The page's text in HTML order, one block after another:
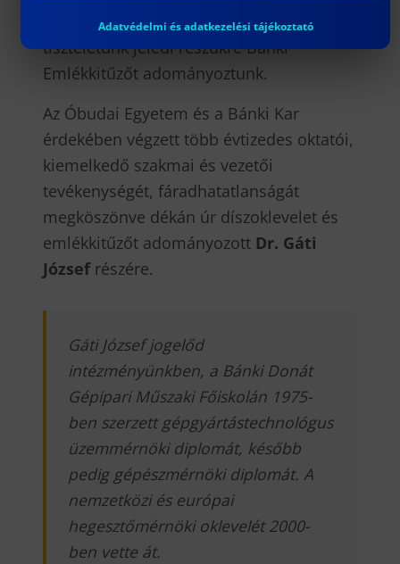
dékánjainak. Nagyrabecsülésünk és
tiszteletünk jeléül részükre Bánki
Emlékkitűzőt adományoztunk.
Az Óbudai Egyetem és a Bánki Kar
érdekében végzett több évtizedes oktatói,
kiemelkedő szakmai és vezetői
tevékenységét, fáradhatatlanságát
megköszönve dékán úr díszoklevelet és
emlékkitűzőt adományozott Dr. Gáti
József részére.
Gáti József jogelőd
intézményünkben, a Bánki Donát
Gépipari Műszaki Főiskolán 1975-
ben szerzett gépgyártástechnológus
üzemmérnöki diplomát, később
pedig gépészmérnöki diplomát. A
nemzetközi és európai
hegesztőmérnöki oklevelét 2000-
ben vette át.
Adatvédelmi és adatkezelési tájékoztató